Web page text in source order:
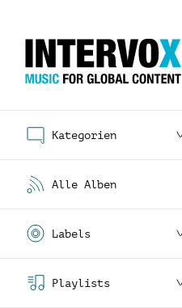
Kategorien
Alle Alben
Labels
Playlists